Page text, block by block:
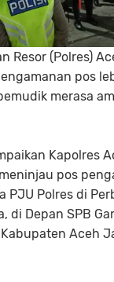
Resor (Polres)
pos
merasa
Kapolres
pos
PJU Polres di
di Depan SPB
Aceh